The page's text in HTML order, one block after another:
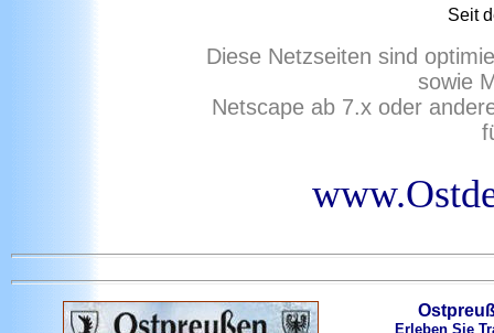
Seit
Diese Netzseiten sind
sowie
Netscape ab 7.x oder
Erleben Sie